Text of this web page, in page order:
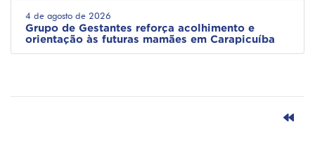
4 de agosto de 2026
Grupo de Gestantes reforça acolhimento e
orientação às futuras mamães em Carapicuíba